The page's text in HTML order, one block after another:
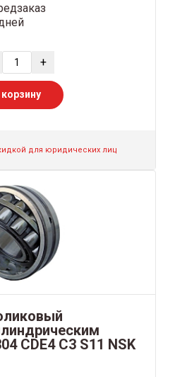
+
корзину
для юридических лиц
CDE4 C3 S11 NSK